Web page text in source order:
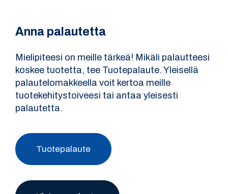
Anna palautetta
Mielipiteesi on meille tärkeä! Mikäli palautteesi
koskee tuotetta, tee Tuotepalaute. Yleisellä
palautelomakkeella voit kertoa meille
tuotekehitystoiveesi tai antaa yleisesti
palautetta.
Tuotepalaute